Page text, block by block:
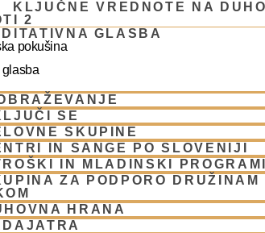
KLJUČNE VREDNOTE NA
2
GLASBA
SE
SKUPINE
IN SANGE PO SLOVENIJI
IN MLADINSKI PROGRAMI
ZA PODPORO DRUŽINAM
HRANA
pokušina
glasba
prepovedano. Lahko pa fotografirate slikate
parkiranje/